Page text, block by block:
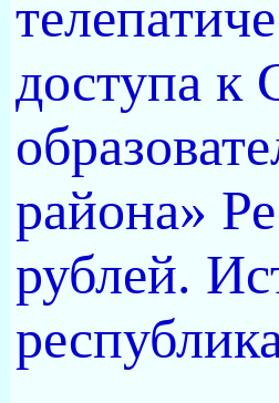
доступа к
района»
рублей.